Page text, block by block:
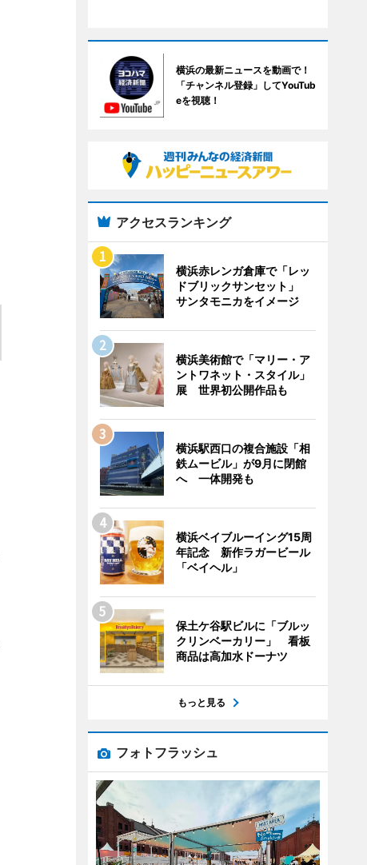
横浜の最新ニュースを動画で！
「チャンネル登録」してYouTub
eを視聴！
アクセスランキング
横浜赤レンガ倉庫で「レッ
ドブリックサンセット」
サンタモニカをイメージ
横浜美術館で「マリー・ア
ントワネット・スタイル」
展 世界初公開作品も
横浜駅西口の複合施設「相
鉄ムービル」が9月に閉館
へ 一体開発も
横浜ベイブルーイング15周
年記念 新作ラガービール
「ベイヘル」
保土ケ谷駅ビルに「ブルッ
クリンベーカリー」 看板
商品は高加水ドーナツ
もっと見る
フォトフラッシュ